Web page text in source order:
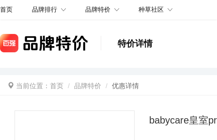
首页 品牌排行 品牌特价 种草社区
特价详情
当前位置： 首页 品牌特价 优惠详情
babycare皇室